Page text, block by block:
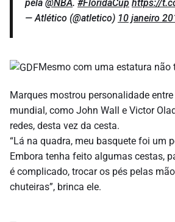
pela @NBA. #FloridaCup https://
— Atlético (@atletico) 10 janeiro
Mesmo com uma estatura não
Marques mostrou personalidade
mundial, como John Wall e Victor
redes, desta vez da cesta.
“Lá na quadra, meu basquete foi um
Embora tenha feito algumas cestas,
é complicado, trocar os pés pelas
chuteiras”, brinca ele.